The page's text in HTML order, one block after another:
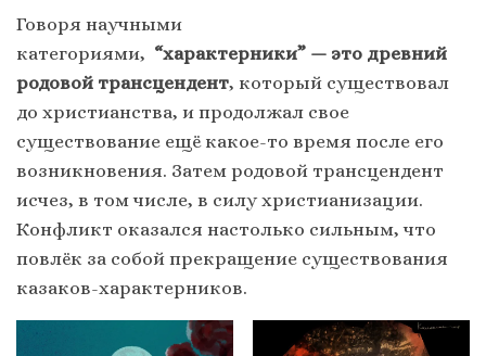
Говоря научными
категориями, “характерники” — это древний
родовой трансцендент, который существовал
до христианства, и продолжал свое
существование ещё какое-то время после его
возникновения. Затем родовой трансцендент
исчез, в том числе, в силу христианизации.
Конфликт оказался настолько сильным, что
повлёк за собой прекращение существования
казаков-характерников.